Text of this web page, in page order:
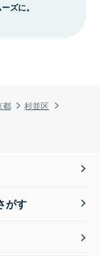
都
杉並区
ズに。
がす